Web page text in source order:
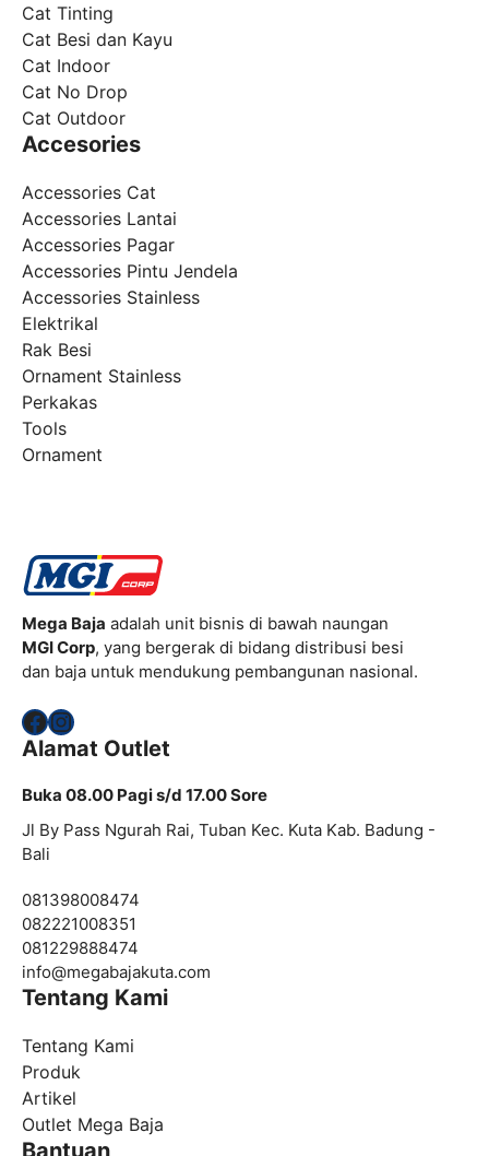
Cat Tinting
Cat Besi dan Kayu
Cat Indoor
Cat No Drop
Cat Outdoor
Accesories
Accessories Cat
Accessories Lantai
Accessories Pagar
Accessories Pintu Jendela
Accessories Stainless
Elektrikal
Rak Besi
Ornament Stainless
Perkakas
Tools
Ornament
Mega Baja adalah unit bisnis di bawah naungan
MGI Corp, yang bergerak di bidang distribusi besi
dan baja untuk mendukung pembangunan nasional.
Facebook
Instagram
Alamat Outlet
Buka 08.00 Pagi s/d 17.00 Sore
Jl By Pass Ngurah Rai, Tuban Kec. Kuta Kab. Badung -
Bali
081398008474
082221008351
081229888474
info@megabajakuta.com
Tentang Kami
Tentang Kami
Produk
Artikel
Outlet Mega Baja
Bantuan